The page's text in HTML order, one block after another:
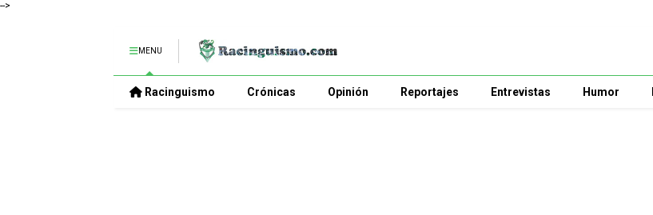
-->
MENU
Racinguismo Crónicas Opinión Reportajes Entrevistas Humor